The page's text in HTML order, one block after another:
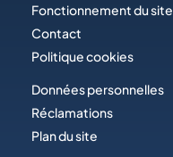
Fonctionnement du site
Contact
Politique cookies
Données personnelles
Réclamations
Plan du site